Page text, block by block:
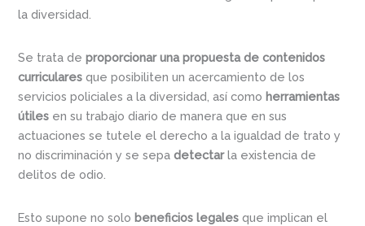
la diversidad.
Se trata de proporcionar una propuesta de contenidos
curricularesque posibiliten un acercamiento de los
servicios policiales a la diversidad, así como herramientas
útilesen su trabajo diario de manera que en sus
actuaciones se tutele el derecho a la igualdad de trato y
no discriminación y se sepa detectarla existencia de
delitos de odio.
Esto supone no solo beneficios legalesque implican el